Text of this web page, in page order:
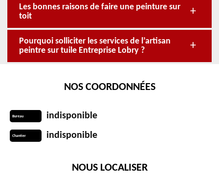
Les bonnes raisons de faire une peinture sur
toit
Pourquoi solliciter les services de l’artisan
peintre sur tuile Entreprise Lobry ?
NOS COORDONNÉES
Bureau indisponible
Chantier indisponible
NOUS LOCALISER